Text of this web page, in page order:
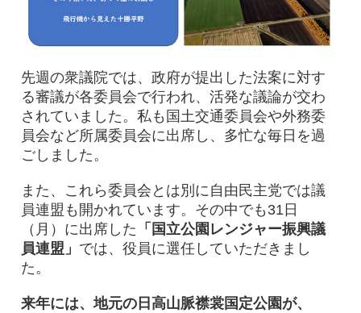
先週の衆議院では、政府が提出した法案に対す
る審議が各委員会で行われ、活発な議論が交わ
されていました。私も国土交通委員会や外務委
員会など所属委員会に出席し、多忙な毎日を過
ごしました。
また、これら委員会とは別に自由民主党では議
員連盟も開かれています。その中でも31日
（月）に出席した 「国立公園レンジャー振興議
員連盟」 では、役員に選任していただきまし
た。
来年には、地元の日高山脈襟裳国定公園が、